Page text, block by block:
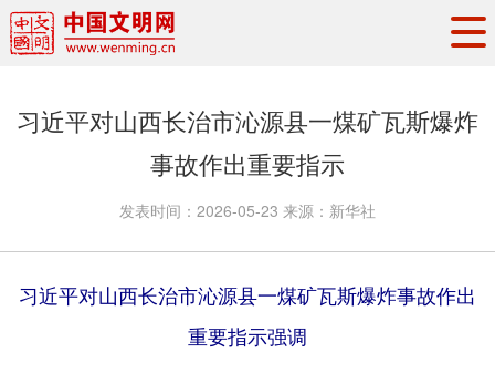
权威发布
资讯联播
地方交流
文明实践
文明创建
文明矩阵
习近平对山西长治市沁源县一煤矿瓦斯爆炸
事故作出重要指示
发表时间： 2026-05-23 来源： 新华社
习近平对山西长治市沁源县一煤矿瓦斯爆炸事故作出
重要指示强调